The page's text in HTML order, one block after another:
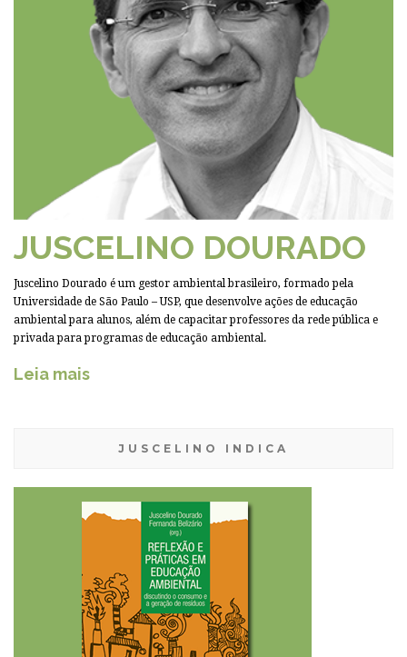
JUSCELINO DOURADO
Juscelino Dourado é um gestor ambiental brasileiro, formado pela
Universidade de São Paulo – USP, que desenvolve ações de educação
ambiental para alunos, além de capacitar professores da rede pública e
privada para programas de educação ambiental.
Leia mais
JUSCELINO INDICA